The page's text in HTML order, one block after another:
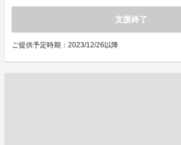
支援終了
ご提供予定時期：2023/12/26以降